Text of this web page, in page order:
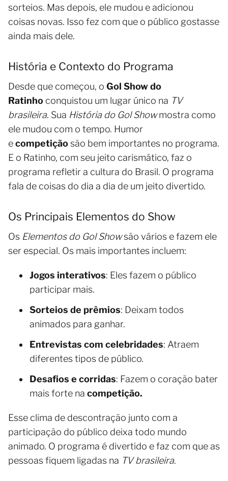
sorteios. Mas depois, ele mudou e adicionou
coisas novas. Isso fez com que o público gostasse
ainda mais dele.
História e Contexto do Programa
Desde que começou, o Gol Show do
Ratinho conquistou um lugar único na TV
brasileira. Sua História do Gol Showmostra como
ele mudou com o tempo. Humor
ecompetiçãosão bem importantes no programa.
E o Ratinho, com seu jeito carismático, faz o
programa refletir a cultura do Brasil. O programa
fala de coisas do dia a dia de um jeito divertido.
Os Principais Elementos do Show
Os Elementos do Gol Showsão vários e fazem ele
ser especial. Os mais importantes incluem:
Jogos interativos: Eles fazem o público
participar mais.
Sorteios de prêmios: Deixam todos
animados para ganhar.
Entrevistas com celebridades: Atraem
diferentes tipos de público.
Desafios e corridas: Fazem o coração bater
mais forte na competição.
Esse clima de descontração junto com a
participação do público deixa todo mundo
animado. O programa é divertido e faz com que as
pessoas fiquem ligadas na TV brasileira.